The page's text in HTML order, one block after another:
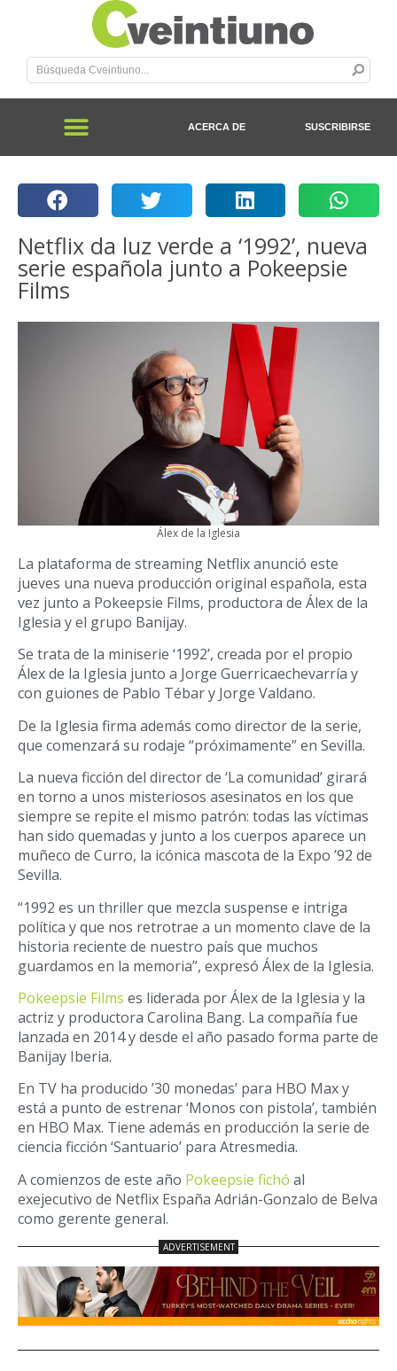
ACERCA DE SUSCRIBIRSE
Netflix da luz verde a ‘1992’, nueva
serie española junto a Pokeepsie
Films
Álex de la Iglesia
La plataforma de streaming Netflix anunció este
jueves una nueva producción original española, esta
vez junto a Pokeepsie Films, productora de Álex de la
Iglesia y el grupo Banijay.
Se trata de la miniserie ‘1992’, creada por el propio
Álex de la Iglesia junto a Jorge Guerricaechevarría y
con guiones de Pablo Tébar y Jorge Valdano.
De la Iglesia firma además como director de la serie,
que comenzará su rodaje “próximamente” en Sevilla.
La nueva ficción del director de ‘La comunidad’ girará
en torno a unos misteriosos asesinatos en los que
siempre se repite el mismo patrón: todas las víctimas
han sido quemadas y junto a los cuerpos aparece un
muñeco de Curro, la icónica mascota de la Expo ’92 de
Sevilla.
“1992 es un thriller que mezcla suspense e intriga
política y que nos retrotrae a un momento clave de la
historia reciente de nuestro país que muchos
guardamos en la memoria”, expresó Álex de la Iglesia.
Pokeepsie Films es liderada por Álex de la Iglesia y la
actriz y productora Carolina Bang. La compañía fue
lanzada en 2014 y desde el año pasado forma parte de
Banijay Iberia.
En TV ha producido ’30 monedas’ para HBO Max y
está a punto de estrenar ‘Monos con pistola’, también
en HBO Max. Tiene además en producción la serie de
ciencia ficción ‘Santuario’ para Atresmedia.
A comienzos de este año Pokeepsie fichó al
exejecutivo de Netflix España Adrián-Gonzalo de Belva
como gerente general.